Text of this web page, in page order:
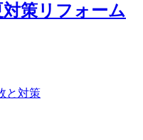
策リフォーム